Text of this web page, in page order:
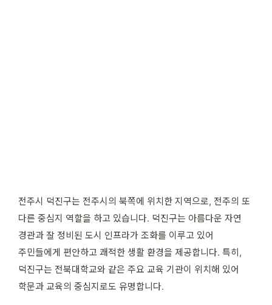
전주시 덕진구는 전주시의 북쪽에 위치한 지역으로, 전주의 또
다른 중심지 역할을 하고 있습니다. 덕진구는 아름다운 자연
경관과 잘 정비된 도시 인프라가 조화를 이루고 있어
주민들에게 편안하고 쾌적한 생활 환경을 제공합니다. 특히,
덕진구는 전북대학교와 같은 주요 교육 기관이 위치해 있어
학문과 교육의 중심지로도 유명합니다.